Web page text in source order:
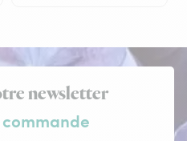
newsletter